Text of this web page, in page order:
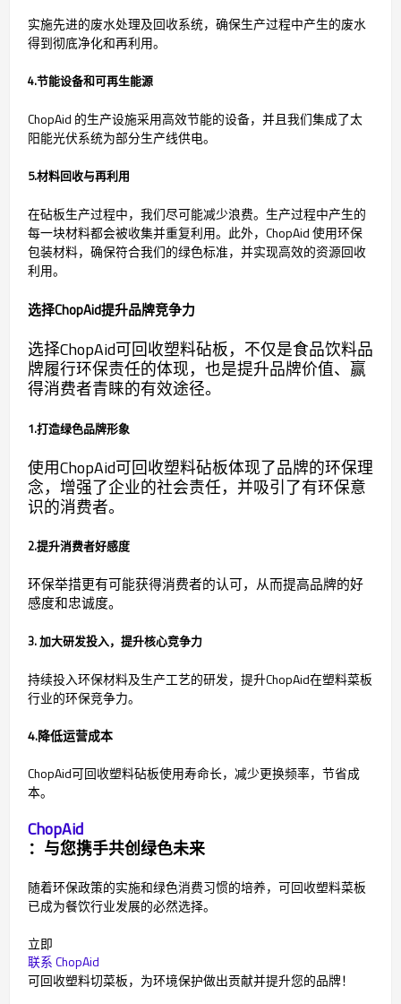
实施先进的废水处理及回收系统，确保生产过程中产生的废水
得到彻底净化和再利用。
4.节能设备和可再生能源
ChopAid 的生产设施采用高效节能的设备，并且我们集成了太
阳能光伏系统为部分生产线供电。
5.材料回收与再利用
在砧板生产过程中，我们尽可能减少浪费。生产过程中产生的
每一块材料都会被收集并重复利用。此外，ChopAid 使用环保
包装材料，确保符合我们的绿色标准，并实现高效的资源回收
利用。
选择ChopAid提升品牌竞争力
选择ChopAid可回收塑料砧板，不仅是食品饮料品
牌履行环保责任的体现，也是提升品牌价值、赢
得消费者青睐的有效途径。
1.打造绿色品牌形象
使用ChopAid可回收塑料砧板体现了品牌的环保理
念，增强了企业的社会责任，并吸引了有环保意
识的消费者。
2.提升消费者好感度
环保举措更有可能获得消费者的认可，从而提高品牌的好
感度和忠诚度。
3. 加大研发投入，提升核心竞争力
持续投入环保材料及生产工艺的研发，提升ChopAid在塑料菜板
行业的环保竞争力。
4.降低运营成本
ChopAid可回收塑料砧板使用寿命长，减少更换频率，节省成
本。
ChopAid
：与您携手共创绿色未来
随着环保政策的实施和绿色消费习惯的培养，可回收塑料菜板
已成为餐饮行业发展的必然选择。
立即
联系 ChopAid
可回收塑料切菜板，为环境保护做出贡献并提升您的品牌！